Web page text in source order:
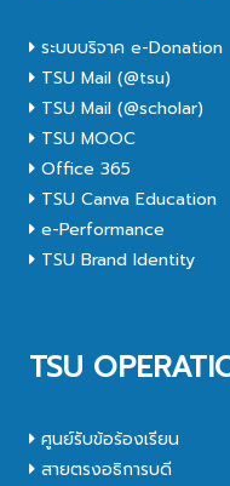
ระบบบริจาค e-Donation
TSU Mail (@tsu)
TSU Mail (@scholar)
TSU MOOC
Office 365
TSU Canva Education
e-Performance
TSU Brand Identity
TSU
ศูนย์รับข้อร้องเรียน
สายตรงอธิการบดี